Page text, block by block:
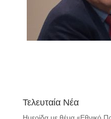
Τελευταία Νέα